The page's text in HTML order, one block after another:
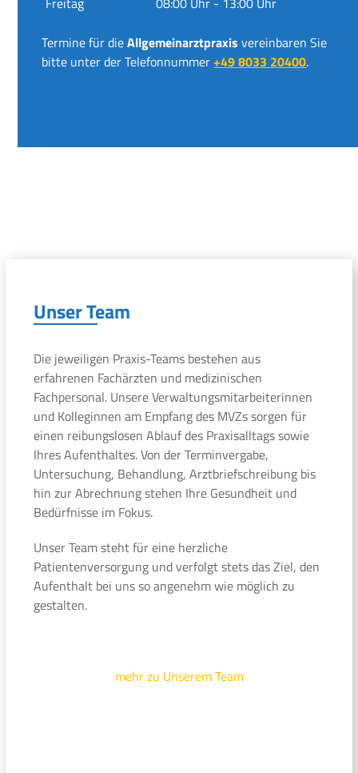
Termine für dieAllgemeinarztpraxis vereinbaren Sie
bitte unter der Telefonnummer+49 8033 20400.
Unser Team
Die jeweiligen Praxis-Teams bestehen aus
erfahrenen Fachärzten und medizinischen
Fachpersonal. Unsere Verwaltungsmitarbeiterinnen
und Kolleginnen am Empfang des MVZs sorgen für
einen reibungslosen Ablauf des Praxisalltags sowie
Ihres Aufenthaltes. Von der Terminvergabe,
Untersuchung, Behandlung, Arztbriefschreibung bis
hin zur Abrechnung stehen Ihre Gesundheit und
Bedürfnisse im Fokus.
Unser Team steht für eine herzliche
Patientenversorgung und verfolgt stets das Ziel, den
Aufenthalt bei uns so angenehm wie möglich zu
gestalten.
mehr zu Unserem Team